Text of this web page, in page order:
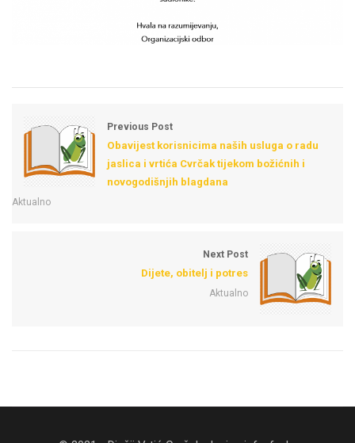
Previous Post
Obavijest korisnicima naših usluga o radu
jaslica i vrtića Cvrčak tijekom božićnih i
novogodišnjih blagdana
Aktualno
Next Post
Dijete, obitelj i potres
Aktualno